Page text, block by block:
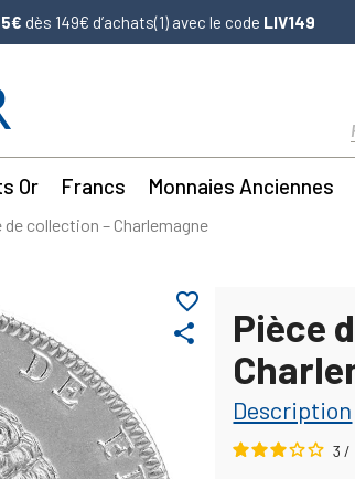
5€ dès 149€ d’achats(1) avec le code LIV149
Or Francs Monnaies Anciennes
de collection – Charlemagne
share
favorite_border
Pièce
Description
3 /